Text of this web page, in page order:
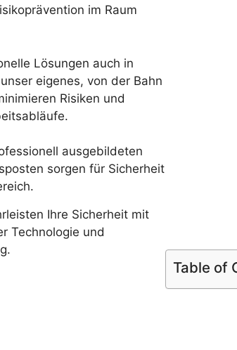
im Raum
Lösungen auch in
eigenes, von der Bahn
Risiken und
ausgebildeten
sorgen für Sicherheit
Ihre Sicherheit mit
Technologie und
Table of